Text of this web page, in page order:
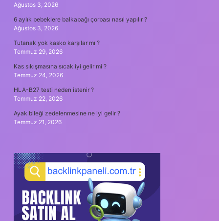
Ağustos 3, 2026
6 aylık bebeklere balkabağı çorbası nasıl yapılır ?
Ağustos 3, 2026
Tutanak yok kasko karşılar mı ?
Temmuz 29, 2026
Kas sıkışmasına sıcak iyi gelir mi ?
Temmuz 24, 2026
HLA-B27 testi neden istenir ?
Temmuz 22, 2026
Ayak bileği zedelenmesine ne iyi gelir ?
Temmuz 21, 2026